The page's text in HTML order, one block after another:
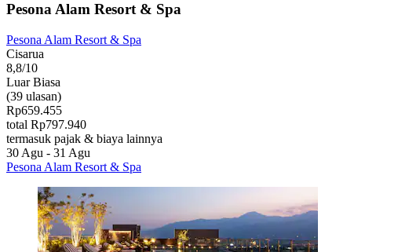
Pesona Alam Resort & Spa
Pesona Alam Resort & Spa
Cisarua
8,8/10
Luar Biasa
(39 ulasan)
Rp659.455
total Rp797.940
termasuk pajak & biaya lainnya
30 Agu - 31 Agu
Pesona Alam Resort & Spa